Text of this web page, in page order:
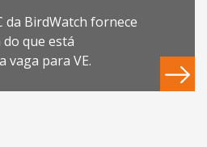
da BirdWatch fornece
que está
vaga para VE.